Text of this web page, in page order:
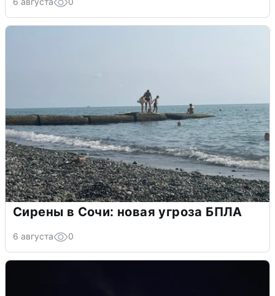
Сирены в Сочи: новая угроза БПЛА
6 августа 0